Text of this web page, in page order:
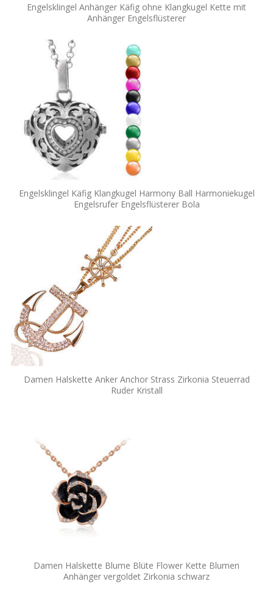
Engelsklingel Anhänger Käfig ohne Klangkugel Kette mit
Anhänger Engelsflüsterer
Engelsklingel Käfig Klangkugel Harmony Ball Harmoniekugel
Engelsrufer Engelsflüsterer Bola
Damen Halskette Anker Anchor Strass Zirkonia Steuerrad
Ruder Kristall
Damen Halskette Blume Blüte Flower Kette Blumen
Anhänger vergoldet Zirkonia schwarz